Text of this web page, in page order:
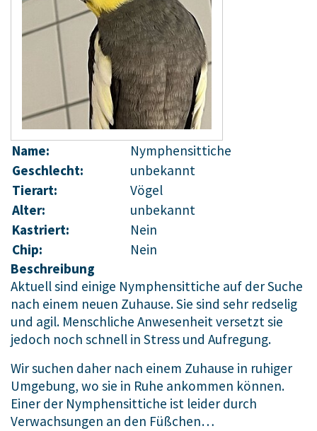
Name:
Nymphensittiche
Geschlecht:
unbekannt
Tierart:
Vögel
Alter:
unbekannt
Kastriert:
Nein
Chip:
Nein
Beschreibung
Aktuell sind einige Nymphensittiche auf der Suche
nach einem neuen Zuhause. Sie sind sehr redselig
und agil. Menschliche Anwesenheit versetzt sie
jedoch noch schnell in Stress und Aufregung.
Wir suchen daher nach einem Zuhause in ruhiger
Umgebung, wo sie in Ruhe ankommen können.
Einer der Nymphensittiche ist leider durch
Verwachsungen an den Füßchen…